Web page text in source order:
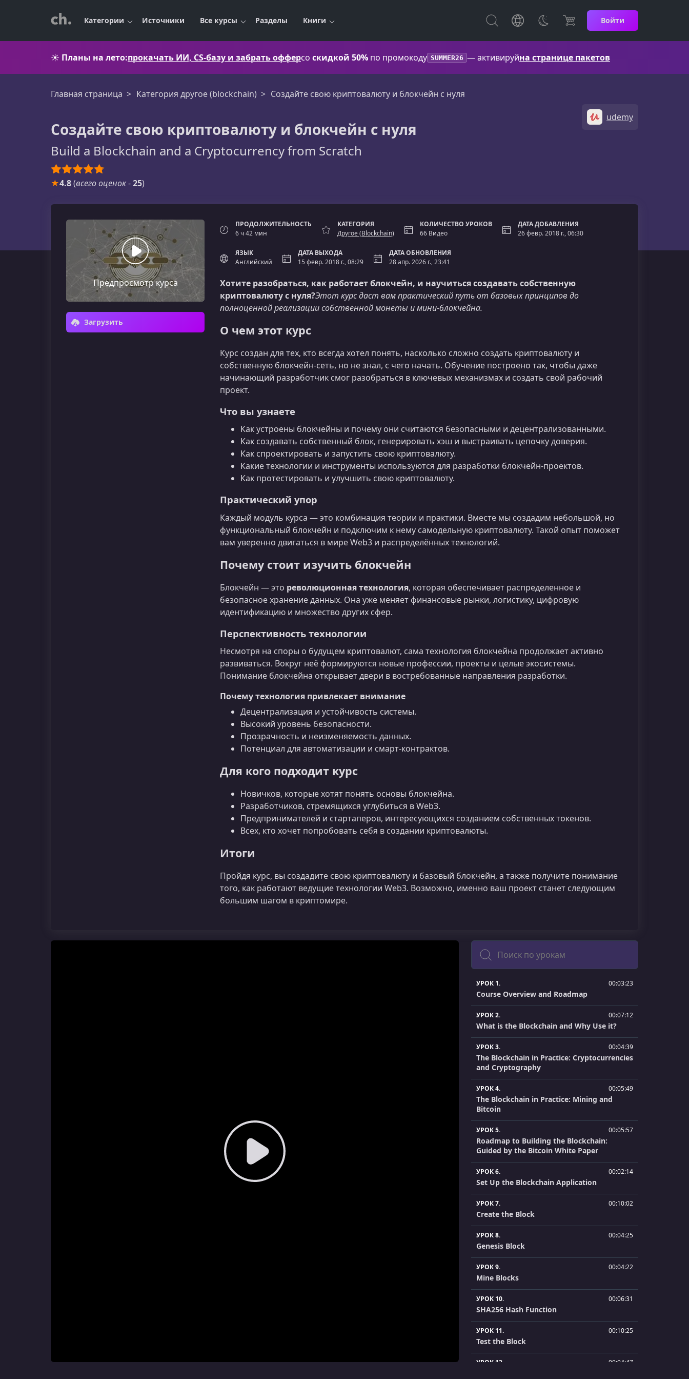
Категории Источники Все курсы Разделы Книги Войти
☀️ Планы на лето:прокачать ИИ, CS-базу и забрать офферсо скидкой 50% по промокоду SUMMER26 — активируйна странице пакетов
Главная страница Категория другоe (blockchain) Создайте свою криптовалюту и блокчейн с нуля
Создайте свою криптовалюту и блокчейн с нуля
Build a Blockchain and a Cryptocurrency from Scratch
udemy
★4.8(всего оценок-25)
Предпросмотр курса
Загрузить
ПРОДОЛЖИТЕЛЬНОСТЬ
6 ч 42 мин
КАТЕГОРИЯ
Другоe (Blockchain)
КОЛИЧЕСТВО УРОКОВ
66 Видео
ДАТА ДОБАВЛЕНИЯ
26 февр. 2018 г., 06:30
ЯЗЫК
Английский
ДАТА ВЫХОДА
15 февр. 2018 г., 08:29
ДАТА ОБНОВЛЕНИЯ
28 апр. 2026 г., 23:41
Хотите разобраться, как работает блокчейн, и научиться создавать собственную
криптовалюту с нуля?Этот курс даст вам практический путь от базовых принципов до
полноценной реализации собственной монеты и мини-блокчейна.
О чем этот курс
Курс создан для тех, кто всегда хотел понять, насколько сложно создать криптовалюту и
собственную блокчейн-сеть, но не знал, с чего начать. Обучение построено так, чтобы даже
начинающий разработчик смог разобраться в ключевых механизмах и создать свой рабочий
проект.
Что вы узнаете
Как устроены блокчейны и почему они считаются безопасными и децентрализованными.
Как создавать собственный блок, генерировать хэш и выстраивать цепочку доверия.
Как спроектировать и запустить свою криптовалюту.
Какие технологии и инструменты используются для разработки блокчейн-проектов.
Как протестировать и улучшить свою криптовалюту.
Практический упор
Каждый модуль курса — это комбинация теории и практики. Вместе мы создадим небольшой, но
функциональный блокчейн и подключим к нему самодельную криптовалюту. Такой опыт поможет
вам уверенно двигаться в мире Web3 и распределённых технологий.
Почему стоит изучить блокчейн
Блокчейн — это революционная технология, которая обеспечивает распределенное и
безопасное хранение данных. Она уже меняет финансовые рынки, логистику, цифровую
идентификацию и множество других сфер.
Перспективность технологии
Несмотря на споры о будущем криптовалют, сама технология блокчейна продолжает активно
развиваться. Вокруг неё формируются новые профессии, проекты и целые экосистемы.
Понимание блокчейна открывает двери в востребованные направления разработки.
Почему технология привлекает внимание
Децентрализация и устойчивость системы.
Высокий уровень безопасности.
Прозрачность и неизменяемость данных.
Потенциал для автоматизации и смарт-контрактов.
Для кого подходит курс
Новичков, которые хотят понять основы блокчейна.
Разработчиков, стремящихся углубиться в Web3.
Предпринимателей и стартаперов, интересующихся созданием собственных токенов.
Всех, кто хочет попробовать себя в создании криптовалюты.
Итоги
Пройдя курс, вы создадите свою криптовалюту и базовый блокчейн, а также получите понимание
того, как работают ведущие технологии Web3. Возможно, именно ваш проект станет следующим
большим шагом в криптомире.
Поиск
УРОК 1. 00:03:23
Course Overview and Roadmap
УРОК 2. 00:07:12
What is the Blockchain and Why Use it?
УРОК 3. 00:04:39
The Blockchain in Practice: Cryptocurrencies
and Cryptography
УРОК 4. 00:05:49
The Blockchain in Practice: Mining and
Bitcoin
УРОК 5. 00:05:57
Roadmap to Building the Blockchain:
Guided by the Bitcoin White Paper
УРОК 6. 00:02:14
Set Up the Blockchain Application
УРОК 7. 00:10:02
Create the Block
УРОК 8. 00:04:25
Genesis Block
УРОК 9. 00:04:22
Mine Blocks
УРОК 10. 00:06:31
SHA256 Hash Function
УРОК 11. 00:10:25
Test the Block
УРОК 12. 00:04:47